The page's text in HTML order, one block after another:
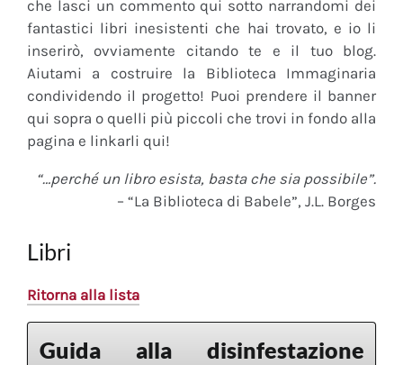
che lasci un commento qui sotto narrandomi dei
fantastici libri inesistenti che hai trovato, e io li
inserirò, ovviamente citando te e il tuo blog.
Aiutami a costruire la Biblioteca Immaginaria
condividendo il progetto! Puoi prendere il banner
qui sopra o quelli più piccoli che trovi in fondo alla
pagina e linkarli qui!
“…perché un libro esista, basta che sia possibile”.
– “La Biblioteca di Babele”, J.L. Borges
Libri
Ritorna alla lista
Guida alla disinfestazione